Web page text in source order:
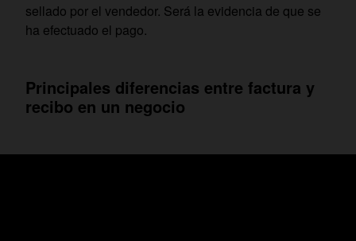
sellado por el vendedor. Será la evidencia de que se
ha efectuado el pago.
Principales diferencias entre factura y
recibo en un negocio